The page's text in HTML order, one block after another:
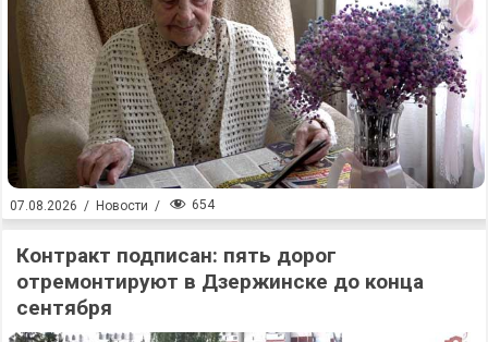
07.08.2026 / Новости / 654
Контракт подписан: пять дорог
отремонтируют в Дзержинске до конца
сентября